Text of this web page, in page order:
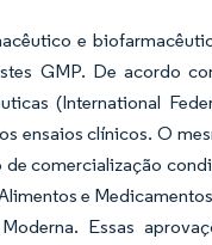
e
GMP. De acordo
(International
ensaios clínicos. O
comercialização
e
Essas